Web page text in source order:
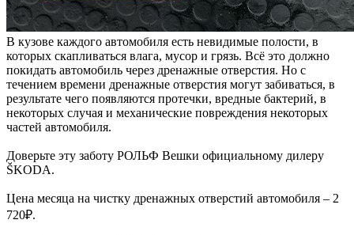
В кузове каждого автомобиля есть невидимые полости, в
которых скапливаться влага, мусор и грязь. Всё это должно
покидать автомобиль через дренажные отверстия. Но с
течением времени дренажные отверстия могут забиваться, в
результате чего появляются протечки, вредные бактерий, в
некоторых случая и механические повреждения некоторых
частей автомобиля.
Доверьте эту заботу РОЛЬФ Вешки официальному дилеру
ŠKODA.
Цена месяца на чистку дренажных отверстий автомобиля – 2
720₽.